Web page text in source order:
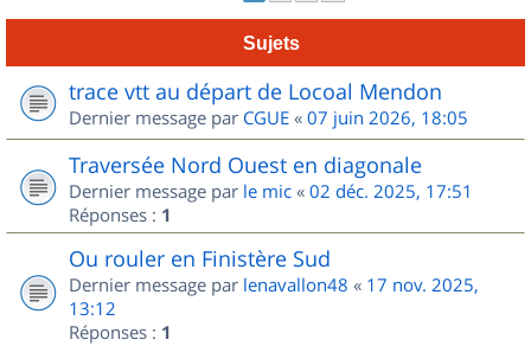
Sujets
trace vtt au départ de Locoal Mendon
Dernier message par CGUE « 07 juin 2026, 18:05
Traversée Nord Ouest en diagonale
Dernier message par le mic « 02 déc. 2025, 17:51
Réponses : 1
Ou rouler en Finistère Sud
Dernier message par lenavallon48 « 17 nov. 2025,
13:12
Réponses : 1